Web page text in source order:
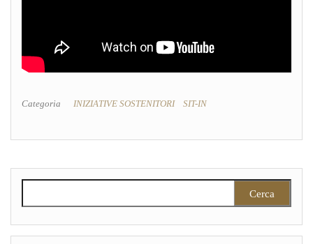
Categoria INIZIATIVE SOSTENITORI SIT-IN